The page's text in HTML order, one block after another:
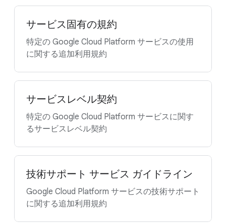
サービス固有の規約
特定の Google Cloud Platform サービスの使用
に関する追加利用規約
サービスレベル契約
特定の Google Cloud Platform サービスに関す
るサービスレベル契約
技術サポート サービス ガイドライン
Google Cloud Platform サービスの技術サポート
に関する追加利用規約